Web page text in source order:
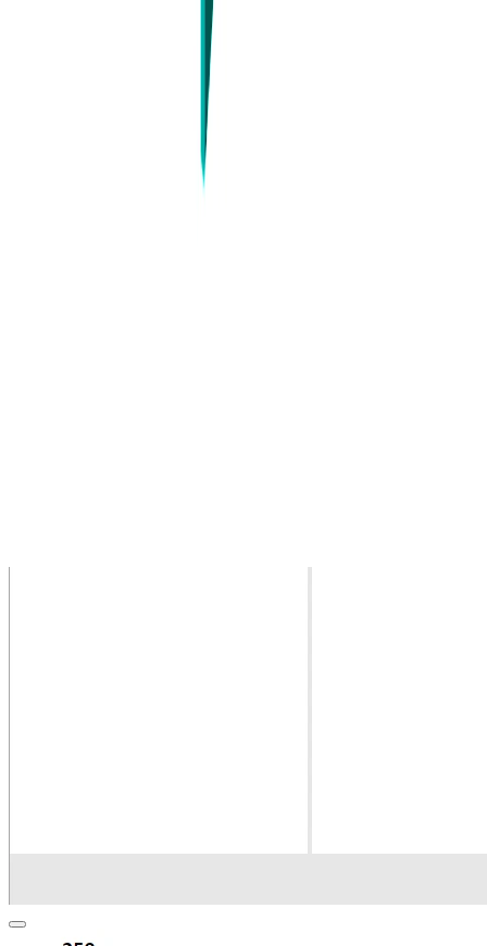
Az anyagdegradáció a Közös beállításokban választható ki a